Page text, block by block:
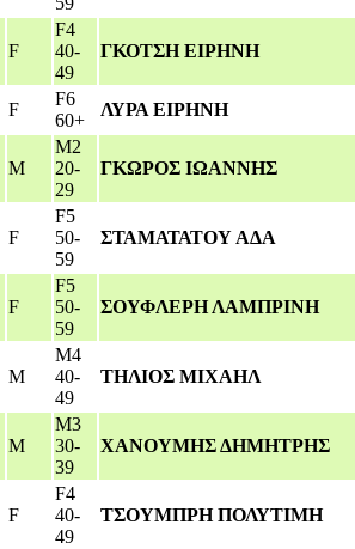
F
F4
40-
49
ΓΚΟΤΣΗ ΕΙΡΗΝΗ
F
F6
60+
ΛΥΡΑ ΕΙΡΗΝΗ
M
M2
20-
29
ΓΚΩΡΟΣ ΙΩΑΝΝΗΣ
F
F5
50-
59
ΣΤΑΜΑΤΑΤΟΥ ΑΔΑ
F
F5
50-
59
ΣΟΥΦΛΕΡΗ ΛΑΜΠΡΙΝΗ
M
M4
40-
49
ΤΗΛΙΟΣ ΜΙΧΑΗΛ
M
M3
30-
39
ΧΑΝΟΥΜΗΣ ΔΗΜΗΤΡΗΣ
F
F4
40-
49
ΤΣΟΥΜΠΡΗ ΠΟΛΥΤΙΜΗ